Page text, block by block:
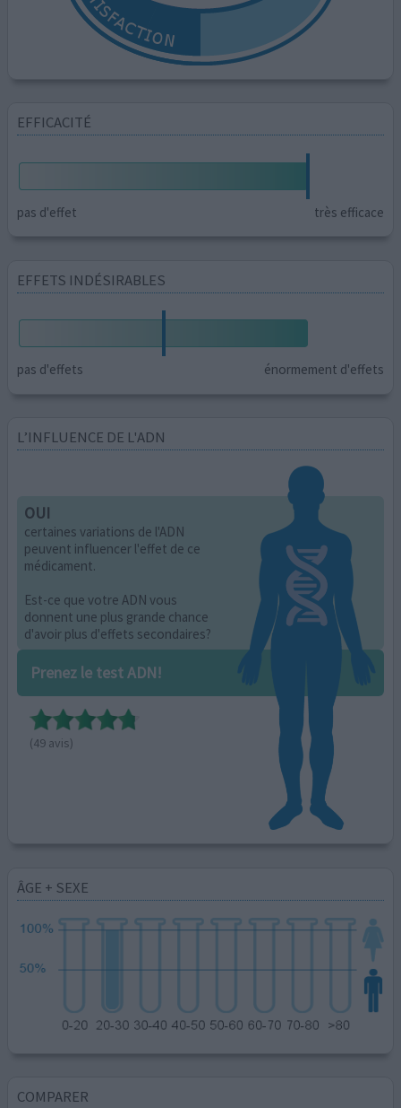
EFFICACITÉ
pas d'effet très efficace
EFFETS INDÉSIRABLES
pas d'effets énormement d'effets
L’INFLUENCE DE L'ADN
OUI
certaines variations de l'ADN
peuvent influencer l'effet de ce
médicament.
Est-ce que votre ADN vous
donnent une plus grande chance
d'avoir plus d'effets secondaires?
Prenez le test ADN!
(49 avis)
ÂGE + SEXE
COMPARER